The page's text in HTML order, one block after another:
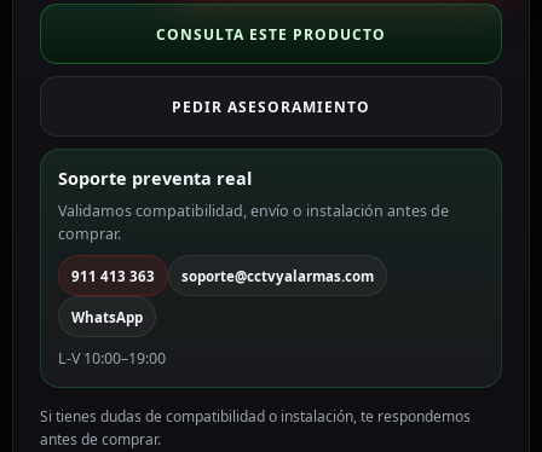
Gama
VALUE
MP,
2.8
12
mm
Motorizada,
PoE
DS-
2CD1H23G2-
IZS(2.8-
cantidad
CONSULTA ESTE PRODUCTO
PEDIR ASESORAMIENTO
Soporte preventa real
Validamos compatibilidad, envío o instalación antes de
comprar.
911 413 363 soporte@cctvyalarmas.com
WhatsApp
L-V 10:00–19:00
Si tienes dudas de compatibilidad o instalación, te respondemos
antes de comprar.